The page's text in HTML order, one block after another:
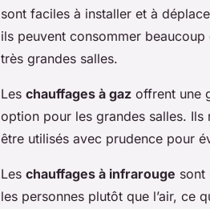
sont faciles à installer et à
ils peuvent consommer
très grandes salles.
Les chauffages à gaz offrent une
option pour les grandes salles.
être utilisés avec prudence pour
Les chauffages à infrarouge sont
les personnes plutôt que l’air, ce